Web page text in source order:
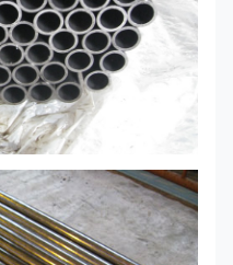
120 855 100 689
80 552 60 414
120 855